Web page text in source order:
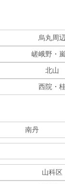
烏丸周辺
嵯峨野・
北山
西院・
南丹
山科区